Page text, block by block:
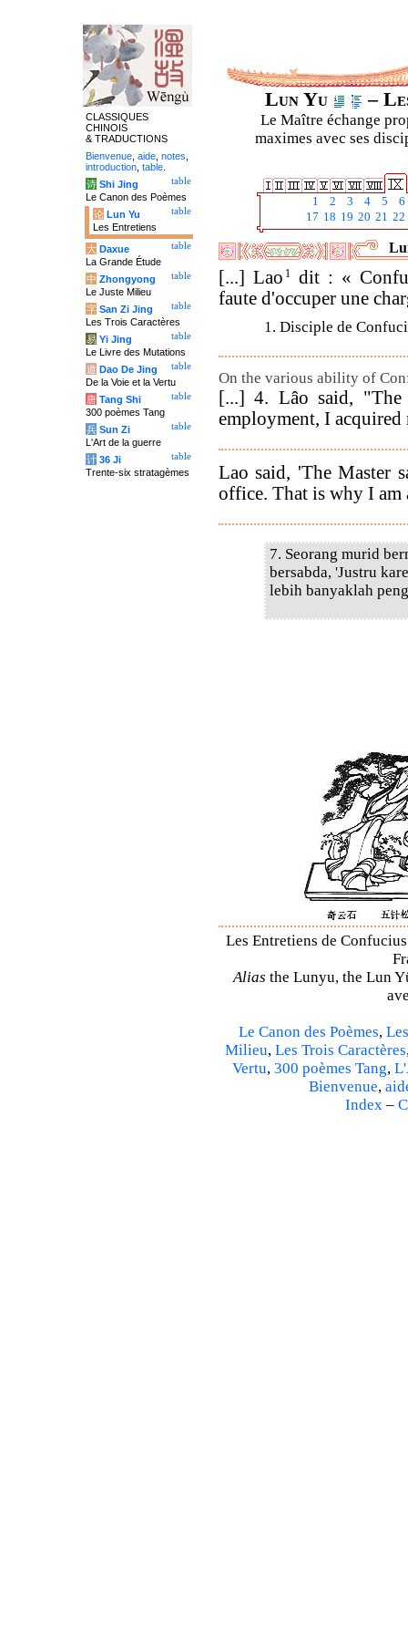
Lun Yu –
Le Maître échange
maximes avec ses
1 2 3 4 5
6
17 18 19 20 21 22
[...] Lao 1dit : «
faute d'occuper une
1. Disciple de
On the various ability of
[...] 4. Lâo said,
employment, I acquired
Lao said, 'The Master
office. That is why I am
7. Seorang murid
bersabda, 'Justru
lebih banyaklah
Les Entretiens de
Alias the Lunyu, the Lun
Le Canon des Poèmes,
Milieu, Les Trois Caractères
Vertu, 300 poèmes Tang,
Bienvenue,
Index –
CLASSIQUES
CHINOIS
& TRADUCTIONS
Bienvenue aide notes
introduction table
table
诗 Shi Jing
Le Canon des Poèmes
table
论 Lun Yu
Les Entretiens
table
大 Daxue
La Grande Étude
table
中 Zhongyong
Le Juste Milieu
table
字 San Zi Jing
Les Trois Caractères
table
易 Yi Jing
Le Livre des Mutations
table
道 Dao De Jing
De la Voie et la Vertu
table
唐 Tang Shi
300 poèmes Tang
table
兵 Sun Zi
L'Art de la guerre
table
计 36 Ji
Trente-six stratagèmes